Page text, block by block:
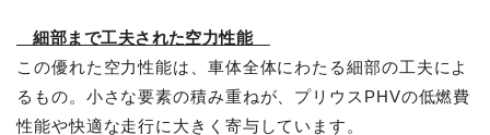
細部まで工夫された空力性能
この優れた空力性能は、車体全体にわたる細部の工夫によ
るもの。小さな要素の積み重ねが、プリウスPHVの低燃費
性能や快適な走行に大きく寄与しています。